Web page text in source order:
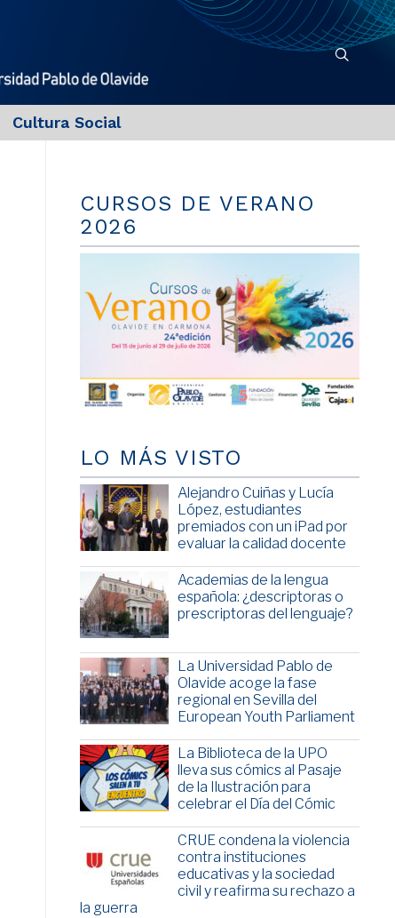
Cultura Social
CURSOS DE VERANO
2026
LO MÁS VISTO
Alejandro Cuiñas y Lucía
López, estudiantes
premiados con un iPad por
evaluar la calidad docente
Academias de la lengua
española: ¿descriptoras o
prescriptoras del lenguaje?
La Universidad Pablo de
Olavide acoge la fase
regional en Sevilla del
European Youth Parliament
La Biblioteca de la UPO
lleva sus cómics al Pasaje
de la Ilustración para
celebrar el Día del Cómic
CRUE condena la violencia
contra instituciones
educativas y la sociedad
civil y reafirma su rechazo a
la guerra